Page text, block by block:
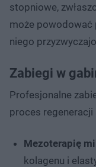
stopniowe,
może powodować
niego
Zabiegi w
Profesjonalne
proces regeneracji
Mezoterapię
kolagenu i